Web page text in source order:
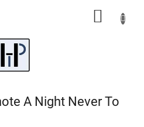
A Night Never To